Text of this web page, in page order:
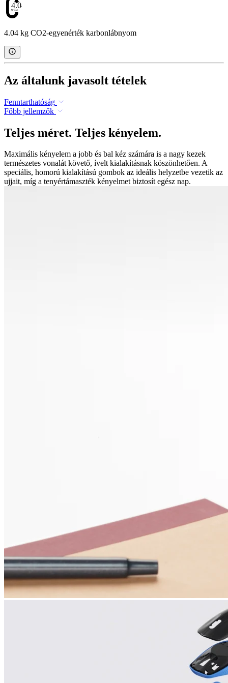
4.04
4.04 kg CO2-egyenérték karbonlábnyom
Az általunk javasolt tételek
Fenntarthatóság
Főbb jellemzők
Teljes méret. Teljes kényelem.
Maximális kényelem a jobb és bal kéz számára is a nagy kezek
természetes vonalát követő, ívelt kialakításnak köszönhetően. A
speciális, homorú kialakítású gombok az ideális helyzetbe vezetik az
ujjait, míg a tenyértámaszték kényelmet biztosít egész nap.